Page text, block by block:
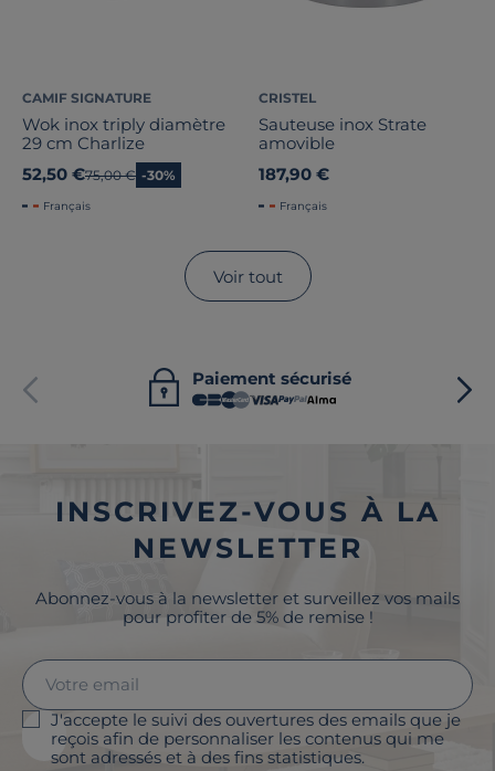
CAMIF SIGNATURE
Wok inox triply diamètre
29 cm Charlize
52,50 €Ancien prix
75,00 € -30%
Français
CRISTEL
Sauteuse inox Strate
amovible
187,90 €
Français
Voir tout
Paiement sécurisé
INSCRIVEZ-VOUS À LA
NEWSLETTER
Abonnez-vous à la newsletter et surveillez vos mails
pour profiter de 5% de remise !
J'accepte le suivi des ouvertures des emails que je
reçois afin de personnaliser les contenus qui me
sont adressés et à des fins statistiques.